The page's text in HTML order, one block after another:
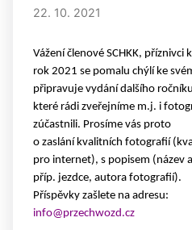
22. 10. 2021
Vážení členové SCHKK, příznivci
rok 2021 se pomalu chýlí ke
připravuje vydání dalšího
které rádi zveřejníme m.j. i
zúčastnili. Prosíme vás proto
o zaslání kvalitních fotografií
pro internet), s popisem (název
příp. jezdce, autora fotografií).
Příspěvky zašlete na adresu:
info@przechwozd.cz